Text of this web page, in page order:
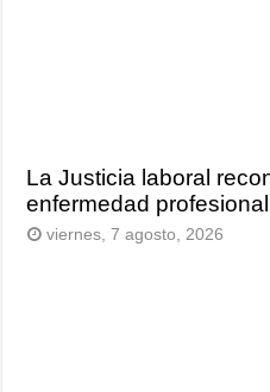
La Justicia laboral
enfermedad profesional
viernes, 7 agosto, 2026